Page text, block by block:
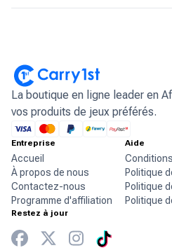
La boutique en ligne leader en
vos produits de jeux préférés.
Entreprise
Accueil
À propos de nous
Contactez-nous
Programme d'affiliation
Aide
Politique
Politique
Politique
Restez à jour